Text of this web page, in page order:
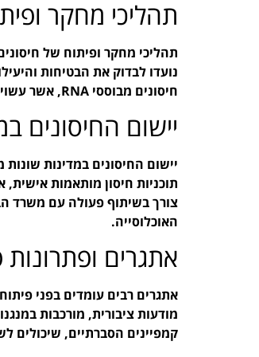
תהליכי מחקר
תהליכי מחקר ופיתוח של
חיסונים מבוססי RNA, אשר עשויים להציע פתרונות מהירים יותר במאבק נגד ההדבקות.
יישום החיסונים
תוכניות חיסון מותאמות
צורך בשיתוף פעולה עם משרד
האוכלוסייה.
אתגרים ופתרונות
אתגרים רבים עומדים בפני
קמפיינים הסברתיים, שיכולים